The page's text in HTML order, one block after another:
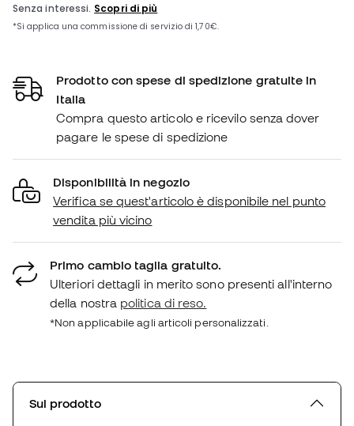
Prodotto con spese di spedizione gratuite in
Italia
Compra questo articolo e ricevilo senza dover
pagare le spese di spedizione
Disponibilità in negozio
Verifica se quest'articolo è disponibile nel punto
vendita più vicino
Primo cambio taglia gratuito.
Ulteriori dettagli in merito sono presenti all'interno
della nostra politica di reso.
*Non applicabile agli articoli personalizzati.
Sul prodotto